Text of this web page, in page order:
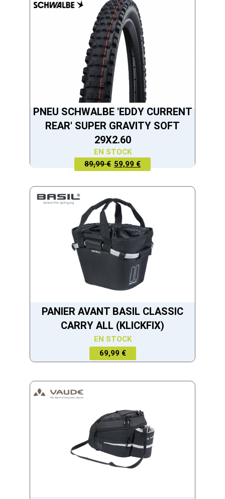
PNEU SCHWALBE 'EDDY CURRENT
REAR' SUPER GRAVITY SOFT
29X2.60
EN STOCK
89,99 €
LE PRIX
ÉTAIT :
89,99 €.
59,99 €
LE PRIX
EST :
59,99 €.
PANIER AVANT BASIL CLASSIC
CARRY ALL (KLICKFIX)
EN STOCK
69,99 €